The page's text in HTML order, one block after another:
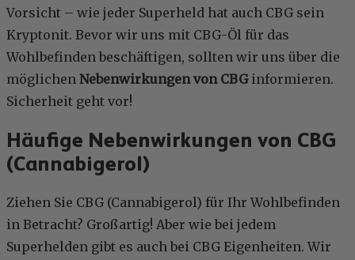
Vorsicht – wie jeder Superheld hat auch CBG sein
Kryptonit. Bevor wir uns mit CBG-Öl für das
Wohlbefinden beschäftigen, sollten wir uns über die
möglichen Nebenwirkungen von CBGinformieren.
Sicherheit geht vor!
Häufige Nebenwirkungen von CBG
(Cannabigerol)
Ziehen Sie CBG (Cannabigerol) für Ihr Wohlbefinden
in Betracht? Großartig! Aber wie bei jedem
Superhelden gibt es auch bei CBG Eigenheiten. Wir